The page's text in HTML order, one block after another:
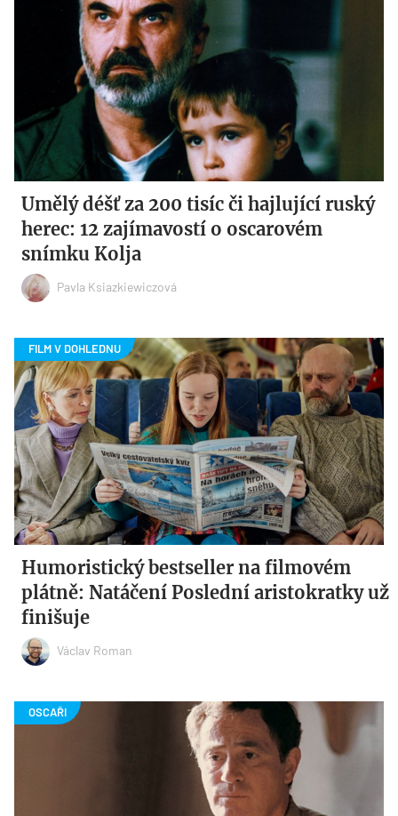
Umělý déšť za 200 tisíc či hajlující ruský
herec: 12 zajímavostí o oscarovém
snímku Kolja
Pavla Ksiazkiewiczová
Humoristický bestseller na filmovém
plátně: Natáčení Poslední aristokratky už
finišuje
Václav Roman